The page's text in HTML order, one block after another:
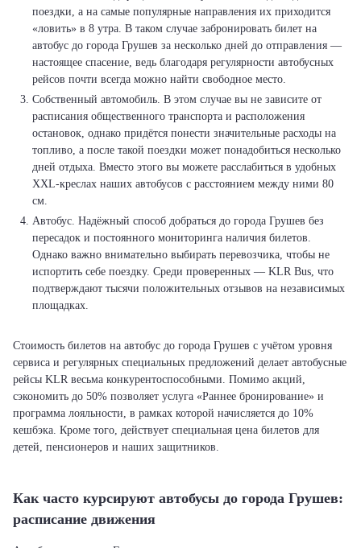
поездки, а на самые популярные направления их приходится
«ловить» в 8 утра. В таком случае забронировать билет на
автобус до города Грушев за несколько дней до отправления —
настоящее спасение, ведь благодаря регулярности автобусных
рейсов почти всегда можно найти свободное место.
Собственный автомобиль. В этом случае вы не зависите от
расписания общественного транспорта и расположения
остановок, однако придётся понести значительные расходы на
топливо, а после такой поездки может понадобиться несколько
дней отдыха. Вместо этого вы можете расслабиться в удобных
XXL-креслах наших автобусов с расстоянием между ними 80
см.
Автобус. Надёжный способ добраться до города Грушев без
пересадок и постоянного мониторинга наличия билетов.
Однако важно внимательно выбирать перевозчика, чтобы не
испортить себе поездку. Среди проверенных — KLR Bus, что
подтверждают тысячи положительных отзывов на независимых
площадках.
Стоимость билетов на автобус до города Грушев с учётом уровня
сервиса и регулярных специальных предложений делает автобусные
рейсы KLR весьма конкурентоспособными. Помимо акций,
сэкономить до 50% позволяет услуга «Раннее бронирование» и
программа лояльности, в рамках которой начисляется до 10%
кешбэка. Кроме того, действует специальная цена билетов для
детей, пенсионеров и наших защитников.
Как часто курсируют автобусы до города Грушев:
расписание движения